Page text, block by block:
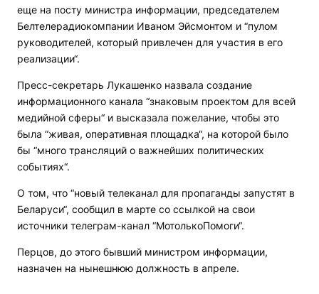
еще на посту министра информации, председателем
Белтелерадиокомпании Иваном Эйсмонтом и “пулом
руководителей, который привлечен для участия в его
реализации“.
Пресс-секретарь Лукашенко назвала создание
информационного канала “знаковым проектом для всей
медийной сферы“ и высказала пожелание, чтобы это
была “живая, оперативная площадка“, на которой было
бы “много трансляций о важнейших политических
событиях“.
О том, что “новый телеканал для пропаганды запустят в
Беларуси“, сообщил в марте со ссылкой на свои
источники телеграм-канал “МотолькоПомоги“.
Перцов, до этого бывший министром информации,
назначен на нынешнюю должность в апреле.